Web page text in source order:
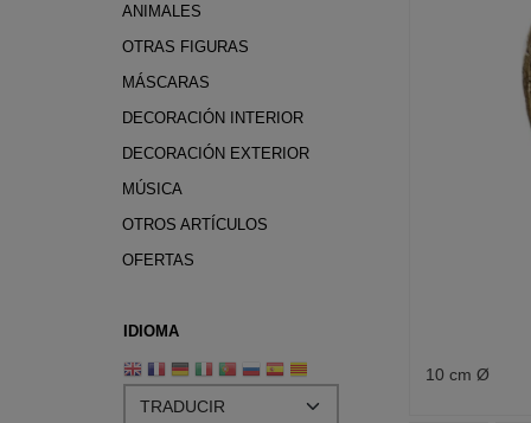
ANIMALES
OTRAS FIGURAS
MÁSCARAS
DECORACIÓN INTERIOR
DECORACIÓN EXTERIOR
MÚSICA
OTROS ARTÍCULOS
OFERTAS
IDIOMA
10 cm Ø